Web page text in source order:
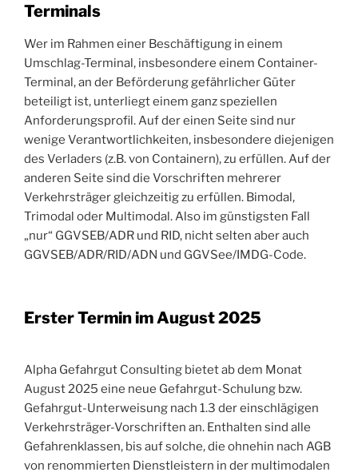
Terminals
Wer im Rahmen einer Beschäftigung in einem
Umschlag-Terminal, insbesondere einem Container-
Terminal, an der Beförderung gefährlicher Güter
beteiligt ist, unterliegt einem ganz speziellen
Anforderungsprofil. Auf der einen Seite sind nur
wenige Verantwortlichkeiten, insbesondere diejenigen
des Verladers (z.B. von Containern), zu erfüllen. Auf der
anderen Seite sind die Vorschriften mehrerer
Verkehrsträger gleichzeitig zu erfüllen. Bimodal,
Trimodal oder Multimodal. Also im günstigsten Fall
„nur“ GGVSEB/ADR und RID, nicht selten aber auch
GGVSEB/ADR/RID/ADN und GGVSee/IMDG-Code.
Erster Termin im August 2025
Alpha Gefahrgut Consulting bietet ab dem Monat
August 2025 eine neue Gefahrgut-Schulung bzw.
Gefahrgut-Unterweisung nach 1.3 der einschlägigen
Verkehrsträger-Vorschriften an. Enthalten sind alle
Gefahrenklassen, bis auf solche, die ohnehin nach AGB
von renommierten Dienstleistern in der multimodalen